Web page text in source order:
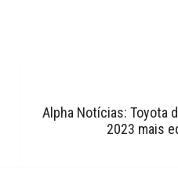
Alpha Notícias: Toyota
2023 mais